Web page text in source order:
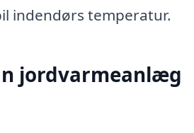
indendørs temperatur.
jordvarmeanlæg